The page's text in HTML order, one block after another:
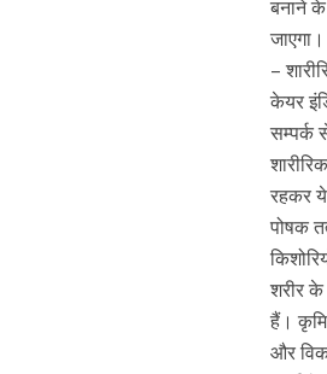
बनाने
–
केयर
सम्पर्क
रहकर
पोषक
शरीर
हैं।
और